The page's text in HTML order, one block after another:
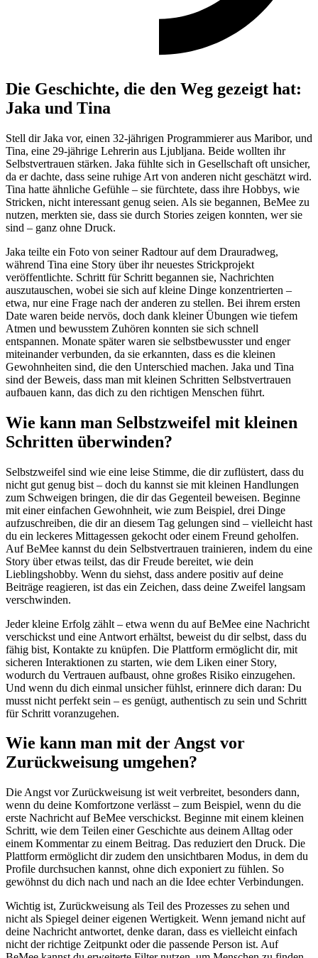
Die Geschichte, die den Weg gezeigt hat:
Jaka und Tina
Stell dir Jaka vor, einen 32-jährigen Programmierer aus Maribor, und
Tina, eine 29-jährige Lehrerin aus Ljubljana. Beide wollten ihr
Selbstvertrauen stärken. Jaka fühlte sich in Gesellschaft oft unsicher,
da er dachte, dass seine ruhige Art von anderen nicht geschätzt wird.
Tina hatte ähnliche Gefühle – sie fürchtete, dass ihre Hobbys, wie
Stricken, nicht interessant genug seien. Als sie begannen, BeMee zu
nutzen, merkten sie, dass sie durch Stories zeigen konnten, wer sie
sind – ganz ohne Druck.
Jaka teilte ein Foto von seiner Radtour auf dem Drauradweg,
während Tina eine Story über ihr neuestes Strickprojekt
veröffentlichte. Schritt für Schritt begannen sie, Nachrichten
auszutauschen, wobei sie sich auf kleine Dinge konzentrierten –
etwa, nur eine Frage nach der anderen zu stellen. Bei ihrem ersten
Date waren beide nervös, doch dank kleiner Übungen wie tiefem
Atmen und bewusstem Zuhören konnten sie sich schnell
entspannen. Monate später waren sie selbstbewusster und enger
miteinander verbunden, da sie erkannten, dass es die kleinen
Gewohnheiten sind, die den Unterschied machen. Jaka und Tina
sind der Beweis, dass man mit kleinen Schritten Selbstvertrauen
aufbauen kann, das dich zu den richtigen Menschen führt.
Wie kann man Selbstzweifel mit kleinen
Schritten überwinden?
Selbstzweifel sind wie eine leise Stimme, die dir zuflüstert, dass du
nicht gut genug bist – doch du kannst sie mit kleinen Handlungen
zum Schweigen bringen, die dir das Gegenteil beweisen. Beginne
mit einer einfachen Gewohnheit, wie zum Beispiel, drei Dinge
aufzuschreiben, die dir an diesem Tag gelungen sind – vielleicht hast
du ein leckeres Mittagessen gekocht oder einem Freund geholfen.
Auf BeMee kannst du dein Selbstvertrauen trainieren, indem du eine
Story über etwas teilst, das dir Freude bereitet, wie dein
Lieblingshobby. Wenn du siehst, dass andere positiv auf deine
Beiträge reagieren, ist das ein Zeichen, dass deine Zweifel langsam
verschwinden.
Jeder kleine Erfolg zählt – etwa wenn du auf BeMee eine Nachricht
verschickst und eine Antwort erhältst, beweist du dir selbst, dass du
fähig bist, Kontakte zu knüpfen. Die Plattform ermöglicht dir, mit
sicheren Interaktionen zu starten, wie dem Liken einer Story,
wodurch du Vertrauen aufbaust, ohne großes Risiko einzugehen.
Und wenn du dich einmal unsicher fühlst, erinnere dich daran: Du
musst nicht perfekt sein – es genügt, authentisch zu sein und Schritt
für Schritt voranzugehen.
Wie kann man mit der Angst vor
Zurückweisung umgehen?
Die Angst vor Zurückweisung ist weit verbreitet, besonders dann,
wenn du deine Komfortzone verlässt – zum Beispiel, wenn du die
erste Nachricht auf BeMee verschickst. Beginne mit einem kleinen
Schritt, wie dem Teilen einer Geschichte aus deinem Alltag oder
einem Kommentar zu einem Beitrag. Das reduziert den Druck. Die
Plattform ermöglicht dir zudem den unsichtbaren Modus, in dem du
Profile durchsuchen kannst, ohne dich exponiert zu fühlen. So
gewöhnst du dich nach und nach an die Idee echter Verbindungen.
Wichtig ist, Zurückweisung als Teil des Prozesses zu sehen und
nicht als Spiegel deiner eigenen Wertigkeit. Wenn jemand nicht auf
deine Nachricht antwortet, denke daran, dass es vielleicht einfach
nicht der richtige Zeitpunkt oder die passende Person ist. Auf